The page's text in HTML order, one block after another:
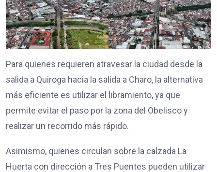
Para quienes requieren atravesar la ciudad desde la
salida a Quiroga hacia la salida a Charo, la alternativa
más eficiente es utilizar el libramiento, ya que
permite evitar el paso por la zona del Obelisco y
realizar un recorrido más rápido.
Asimismo, quienes circulan sobre la calzada La
Huerta con dirección a Tres Puentes pueden utilizar